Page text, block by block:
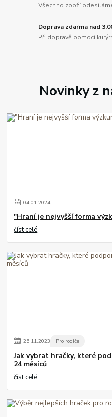
Všechno zboží
Doprava zdarma nad
Při dopravě pomocí
Novinky z
04.01.2024
"Hraní je nejvyšší forma
číst celé
25.11.2023 Pro rodiče
Jak vybrat hračky, které
24 měsíců
číst celé